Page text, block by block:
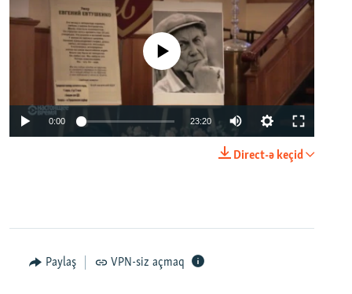
No media source currently available
0:00 23:20
Direct-ə keçid
Paylaş VPN-siz açmaq